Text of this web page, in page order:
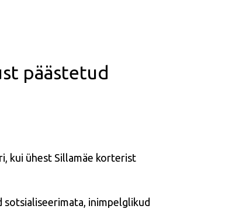
päästetud
kui ühest Sillamäe korterist
sotsialiseerimata, inimpelglikud